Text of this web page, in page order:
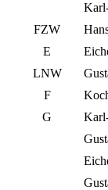
FZW
E
LNW
F
G